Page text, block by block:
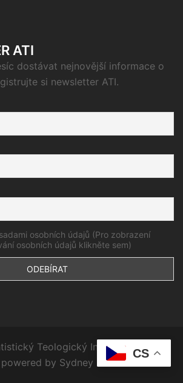
ATI
dostávat nejnovější informace o
si newsletter ATI.
osobních údajů (Pro zobrazení
osobních údajů klikněte sem)
Teologický Institut. Proudly
powered by Sydney
CS